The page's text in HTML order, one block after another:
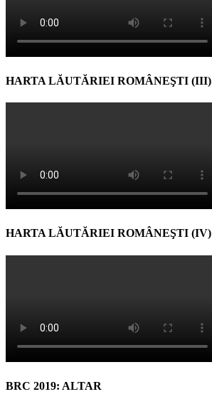
HARTA LĂUTĂRIEI ROMÂNEŞTI (III)
HARTA LĂUTĂRIEI ROMÂNEŞTI (IV)
BRC 2019: ALTAR